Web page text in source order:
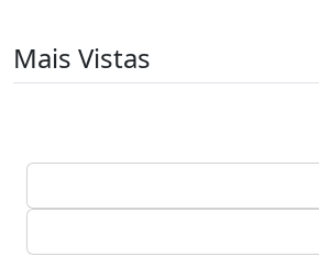
Mais Vistas